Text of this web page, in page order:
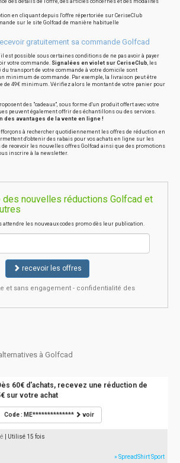
des détails de l'offre, des articles concernés et des modalités
en cliquant depuis l'offre répertoriée sur CeriseClub
sur le site Golfcad de manière habituelle
gratuitement sa commande Golfcad
est possible sous certaines conditions de ne pas avoir à payer
votre commande. Signalées en violet sur CeriseClub, les
transport de votre commande à votre domicile sont
minimum de commande. Par exemple, la livraison peut être
de 49€ minimum. Vérifiez alors le montant de votre panier pour
des "cadeaux", sous forme d'un produit offert avec votre
peuvent également offrir des échantillons ou des services.
des avantages de la vente en ligne !
à rechercher quotidiennement les offres de réduction en
d'obtenir des rabais pour vos achats en ligne sur les
recevoir les nouvelles offres Golfcad ainsi que des promotions
inscrire à la newsletter.
nouvelles réductions Golfcad et
attendre les nouveaux codes promo dès leur publication.
recevoir les offres
et sans engagement - confidentialité des
à Golfcad
60€ d'achats, recevez une réduction de
sur votre achat
Code : ME************** voir
| Utilisé 15 fois
» SpreadShirt Sport